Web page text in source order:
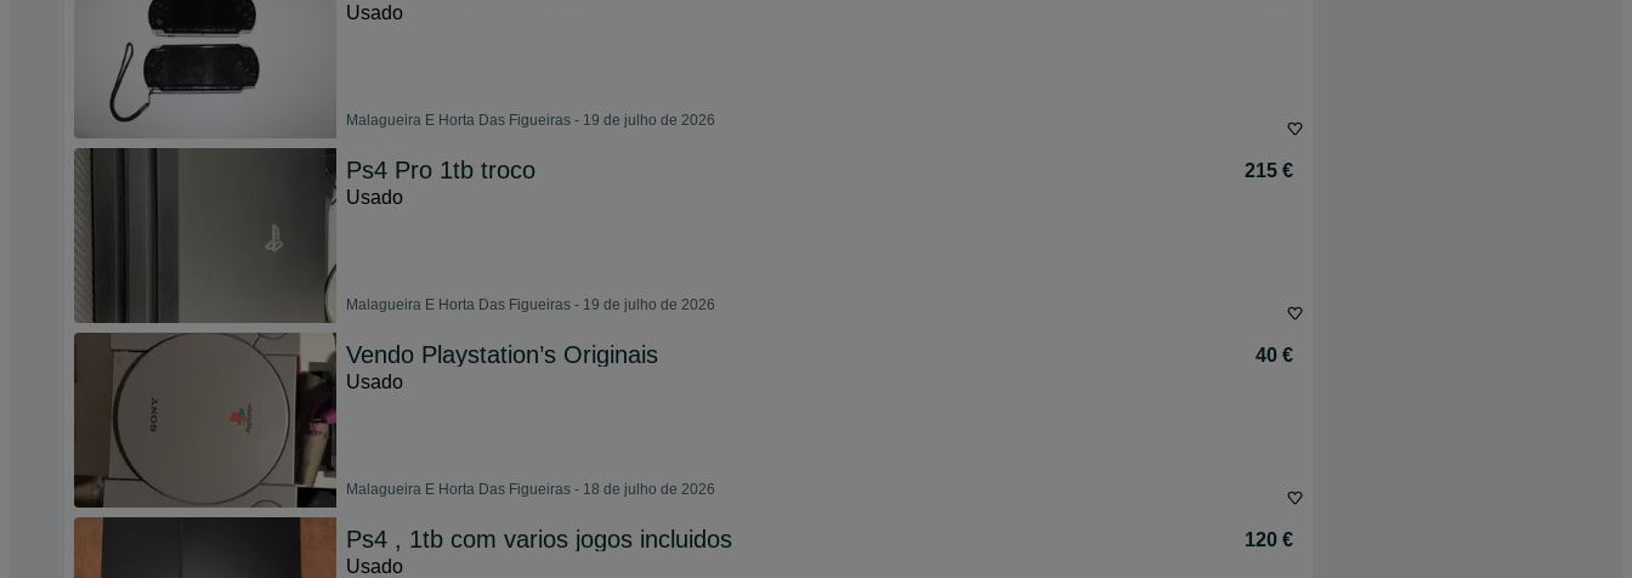
Usado
Malagueira E Horta Das Figueiras - 19 de julho de 2026
Ps4 Pro 1tb troco
215 €
Usado
Malagueira E Horta Das Figueiras - 19 de julho de 2026
Vendo Playstation’s Originais
40 €
Usado
Malagueira E Horta Das Figueiras - 18 de julho de 2026
Ps4 , 1tb com varios jogos incluidos
120 €
Usado